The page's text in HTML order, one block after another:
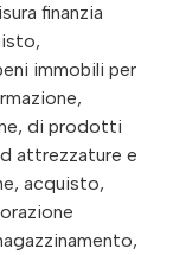
finanzia
immobili per
di prodotti
attrezzature e
acquisto,